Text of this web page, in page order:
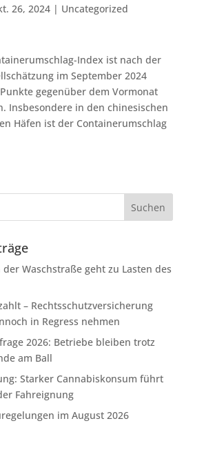
26, 2024| Uncategorized
Index ist nach der
im September 2024
gegenüber dem Vormonat
Insbesondere in den chinesischen
Häfen ist der Containerumschlag
der Waschstraße geht zu Lasten des
– Rechtsschutzversicherung
in Regress nehmen
2026: Betriebe bleiben trotz
am Ball
Starker Cannabiskonsum führt
Fahreignung
im August 2026